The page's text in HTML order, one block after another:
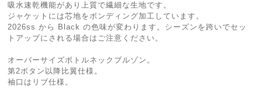
吸水速乾機能があり上質で繊細な生地です。
ジャケットには芯地をボンディング加工しています。
2026ss から Black の色味が変わります。シーズンを跨いでセッ
トアップにされる場合はご注意ください。
オーバーサイズボトルネックブルゾン。
第2ボタン以降比翼仕様。
袖口はリブ仕様。